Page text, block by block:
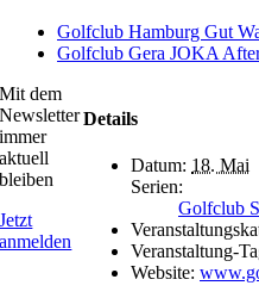
Golfclub Hamburg Gut
Golfclub Gera JOKA
Details
Datum: 18. Mai
Serien:
Golfclub
Veranstaltung-
Website:
Mit dem
Newsletter
immer
aktuell
bleiben
Jetzt
anmelden